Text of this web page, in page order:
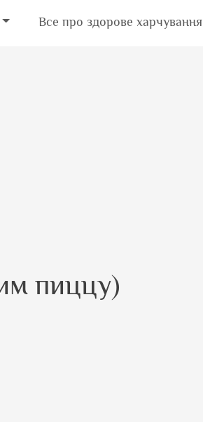
Все про здорове харчування
пиццу)